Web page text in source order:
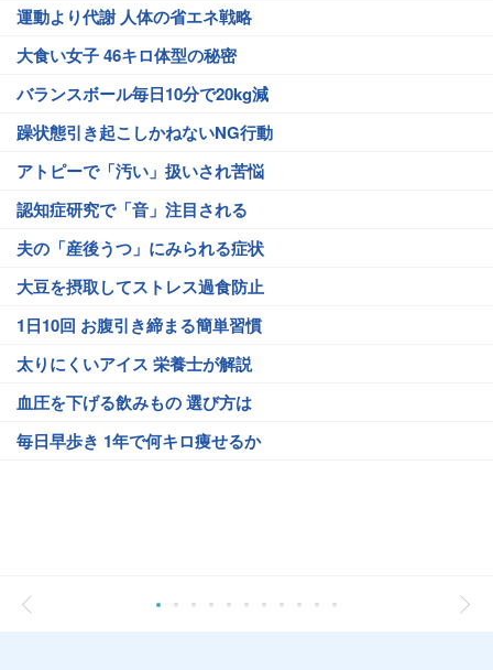
運動より代謝 人体の省エネ戦略
大食い女子 46キロ体型の秘密
バランスボール毎日10分で20kg減
躁状態引き起こしかねないNG行動
アトピーで「汚い」扱いされ苦悩
認知症研究で「音」注目される
夫の「産後うつ」にみられる症状
大豆を摂取してストレス過食防止
1日10回 お腹引き締まる簡単習慣
太りにくいアイス 栄養士が解説
血圧を下げる飲みもの 選び方は
毎日早歩き 1年で何キロ痩せるか